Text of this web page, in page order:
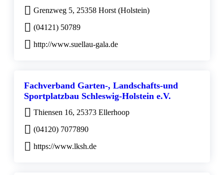
Grenzweg 5, 25358 Horst (Holstein)
(04121) 50789
http://www.suellau-gala.de
Fachverband Garten-, Landschafts-und
Sportplatzbau Schleswig-Holstein e.V.
Thiensen 16, 25373 Ellerhoop
(04120) 7077890
https://www.lksh.de